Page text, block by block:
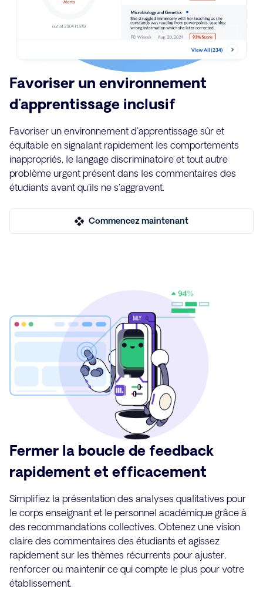
Favoriser un environnement
d'apprentissage inclusif
Favoriser un environnement d'apprentissage sûr et
équitable en signalant rapidement les comportements
inappropriés, le langage discriminatoire et tout autre
problème urgent présent dans les commentaires des
étudiants avant qu'ils ne s'aggravent.
Commencez maintenant
Fermer la boucle de feedback
rapidement et efficacement
Simplifiez la présentation des analyses qualitatives pour
le corps enseignant et le personnel académique grâce à
des recommandations collectives. Obtenez une vision
claire des commentaires des étudiants et agissez
rapidement sur les thèmes récurrents pour ajuster,
renforcer ou maintenir ce qui compte le plus pour votre
établissement.